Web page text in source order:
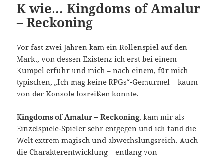
K wie… Kingdoms of Amalur
– Reckoning
Vor fast zwei Jahren kam ein Rollenspiel auf den
Markt, von dessen Existenz ich erst bei einem
Kumpel erfuhr und mich – nach einem, für mich
typischen, „Ich mag keine RPGs“-Gemurmel – kaum
von der Konsole losreißen konnte.
Kingdoms of Amalur – Reckoning, kam mir als
Einzelspiele-Spieler sehr entgegen und ich fand die
Welt extrem magisch und abwechslungsreich. Auch
die Charakterentwicklung – entlang von